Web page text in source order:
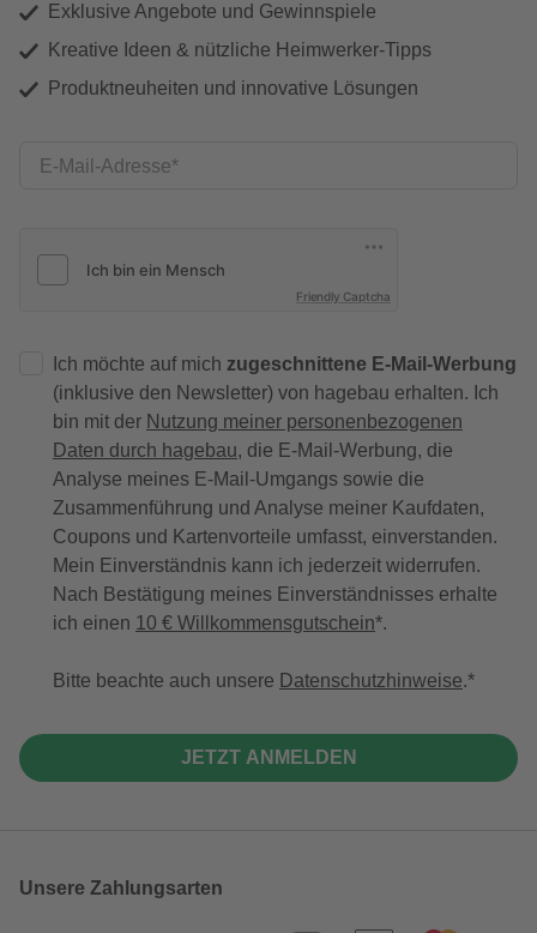
Exklusive Angebote und Gewinnspiele
Kreative Ideen & nützliche Heimwerker-Tipps
Produktneuheiten und innovative Lösungen
E-Mail-Adresse
Friendly Captcha
Ich möchte auf mich zugeschnittene E-Mail-Werbung
(inklusive den Newsletter) von hagebau erhalten. Ich
bin mit der Nutzung meiner personenbezogenen
Daten durch hagebau, die E-Mail-Werbung, die
Analyse meines E-Mail-Umgangs sowie die
Zusammenführung und Analyse meiner Kaufdaten,
Coupons und Kartenvorteile umfasst, einverstanden.
Mein Einverständnis kann ich jederzeit widerrufen.
Nach Bestätigung meines Einverständnisses erhalte
ich einen 10 € Willkommensgutschein*.
Bitte beachte auch unsere Datenschutzhinweise.
JETZT ANMELDEN
Unsere Zahlungsarten